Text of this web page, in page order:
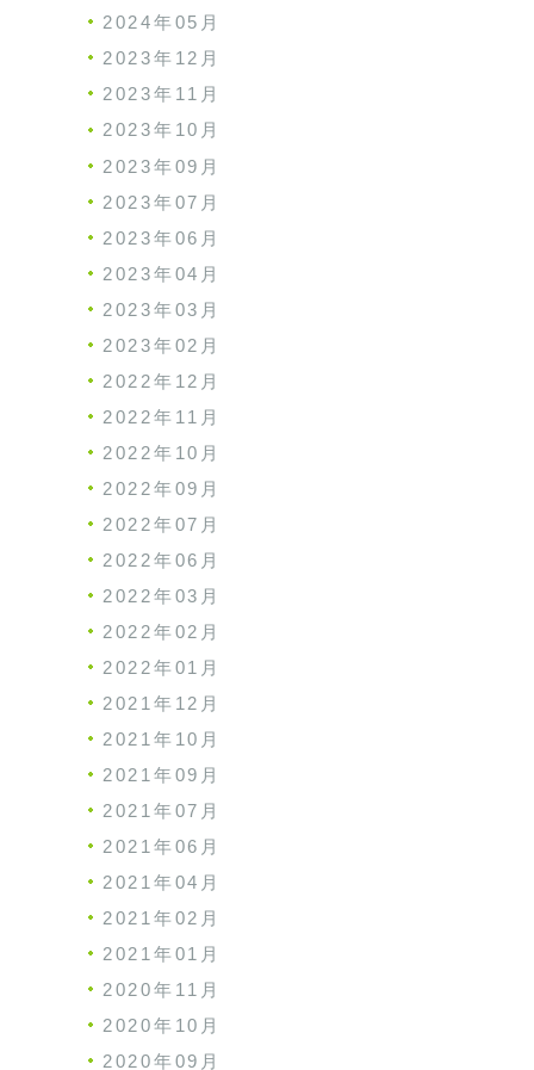
2024年05月
2023年12月
2023年11月
2023年10月
2023年09月
2023年07月
2023年06月
2023年04月
2023年03月
2023年02月
2022年12月
2022年11月
2022年10月
2022年09月
2022年07月
2022年06月
2022年03月
2022年02月
2022年01月
2021年12月
2021年10月
2021年09月
2021年07月
2021年06月
2021年04月
2021年02月
2021年01月
2020年11月
2020年10月
2020年09月